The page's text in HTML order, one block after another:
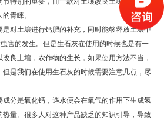
青睐。
是对土壤进行钙肥的补充，同时能够释放土壤中
虫害的发生。但是生石灰在使用的时候也是有一
良土壤，农作物的生长，如果使用方法不当，
是我们在使用生石灰的时候需要注意几点，尽
成分是氧化钙，遇水便会在氧气的作用下生成氢
量。很多人对这种产品缺乏的知识引导，导致